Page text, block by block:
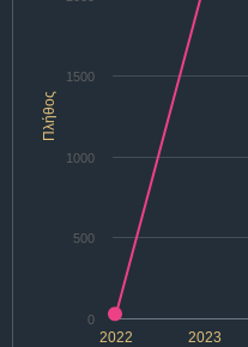
Πλήθος
2022 2023
0
500
1000
1500